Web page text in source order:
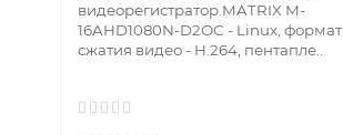
видеорегистратор.MATRIX M-
16AHD1080N-D2ОС - Linux, формат
сжатия видео - H.264, пентапле..